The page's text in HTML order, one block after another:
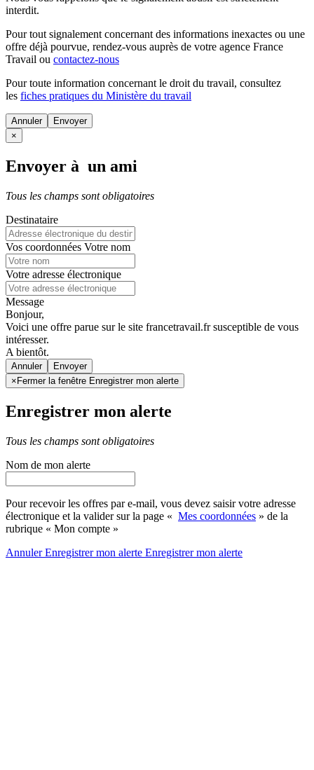
interdit.
Pour tout signalement concernant des informations inexactes ou une
offre déjà pourvue, rendez-vous auprès de votre agence France
Travail ou contactez-nous
Pour toute information concernant le droit du travail, consultez
les fiches pratiques du Ministère du travail
Annuler
×
Envoyer à un ami
Tous les champs sont obligatoires
Destinataire
Vos coordonnées Votre nom
Votre adresse électronique
Message
Bonjour,
Voici une offre parue sur le site francetravail.fr susceptible de vous
intéresser.
A bientôt.
Annuler
× Fermer la fenêtre Enregistrer mon alerte
Enregistrer mon alerte
Tous les champs sont obligatoires
Nom de mon alerte
Pour recevoir les offres par e-mail, vous devez saisir votre adresse
électronique et la valider sur la page « Mes coordonnées » de la
rubrique « Mon compte »
AnnulerEnregistrer mon alerte Enregistrermon alerte